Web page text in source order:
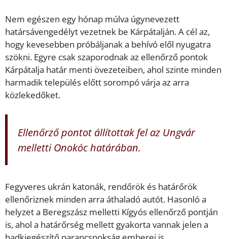
Nem egészen egy hónap múlva úgynevezett
határsávengedélyt vezetnek be Kárpátalján. A cél az,
hogy kevesebben próbáljanak a behívó elől nyugatra
szökni. Egyre csak szaporodnak az ellenőrző pontok
Kárpátalja határ menti övezeteiben, ahol szinte minden
harmadik település előtt sorompó várja az arra
közlekedőket.
Ellenőrző pontot állítottak fel az Ungvár
melletti Onokóc határában.
Fegyveres ukrán katonák, rendőrök és határőrök
ellenőriznek minden arra áthaladó autót. Hasonló a
helyzet a Beregszász melletti Kígyós ellenőrző pontján
is, ahol a határőrség mellett gyakorta vannak jelen a